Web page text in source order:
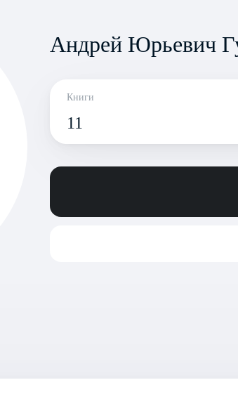
Андрей Юрьевич
Книги
11